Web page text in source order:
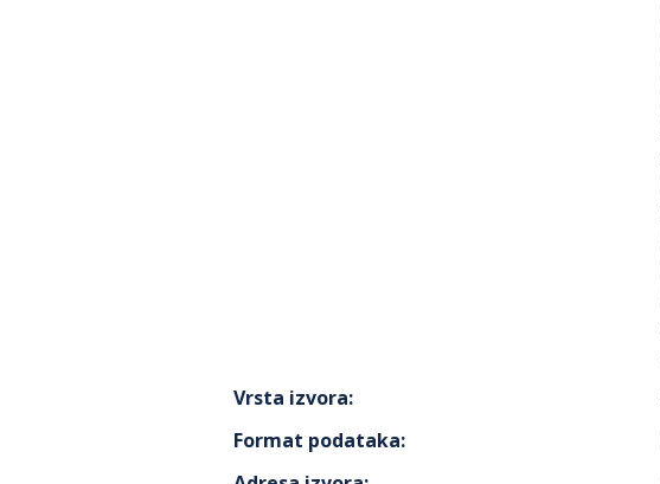
Vrsta izvora:
Format podataka: